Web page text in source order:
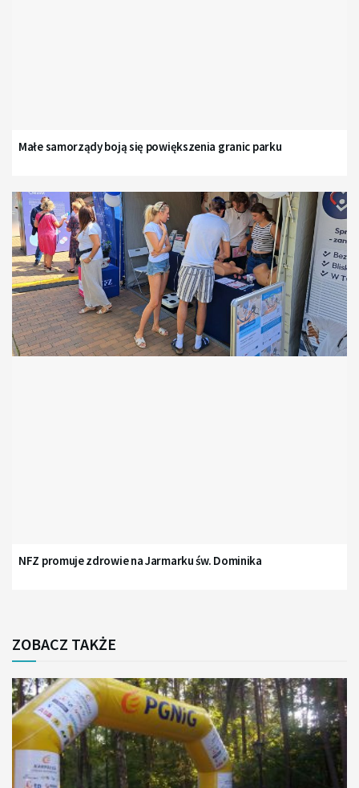
Małe samorządy boją się powiększenia granic parku
NFZ promuje zdrowie na Jarmarku św. Dominika
ZOBACZ TAKŻE